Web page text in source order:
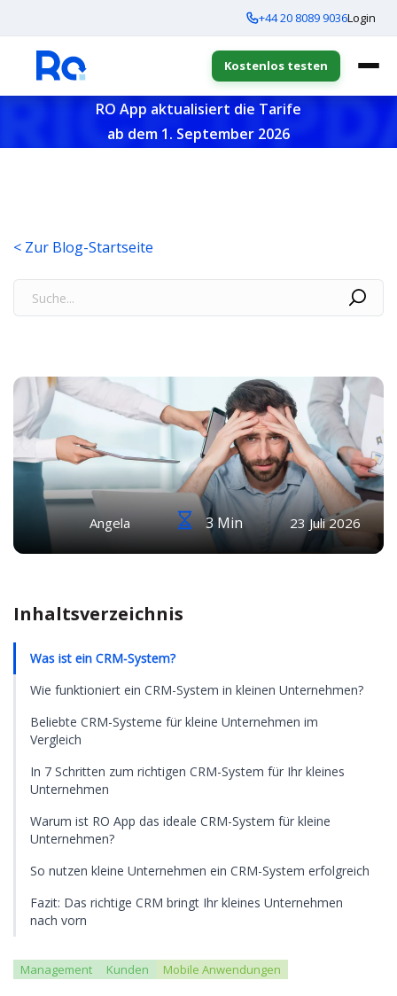
+44 20 8089 9036Login
Kostenlos testen
RO App aktualisiert die Tarife
ab dem 1. September 2026
< Zur Blog-Startseite
Angela 3 Min 23 Juli 2026
Inhaltsverzeichnis
Was ist ein CRM-System?
Wie funktioniert ein CRM-System in kleinen Unternehmen?
Beliebte CRM-Systeme für kleine Unternehmen im
Vergleich
In 7 Schritten zum richtigen CRM-System für Ihr kleines
Unternehmen
Warum ist RO App das ideale CRM-System für kleine
Unternehmen?
So nutzen kleine Unternehmen ein CRM-System erfolgreich
Fazit: Das richtige CRM bringt Ihr kleines Unternehmen
nach vorn
Management Kunden Mobile Anwendungen